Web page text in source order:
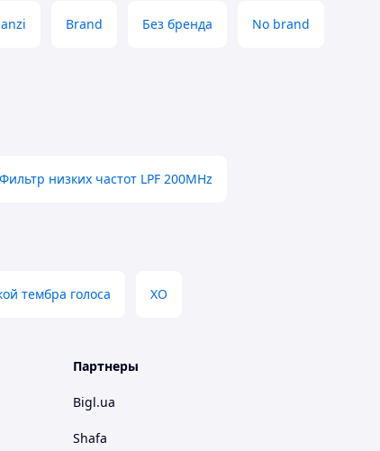
Brand Без бренда No brand
Фильтр низких частот LPF 200MHz
тембра голоса XO
Партнеры
Bigl.ua
Shafa